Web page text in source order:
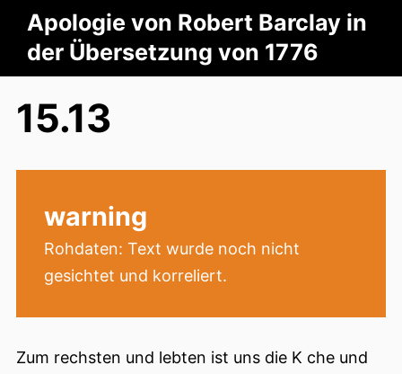
Apologie von Robert Barclay in
der Übersetzung von 1776
15.13
warning
Rohdaten: Text wurde noch nicht
gesichtet und korreliert.
Zum rechsten und lebten ist uns die K che und